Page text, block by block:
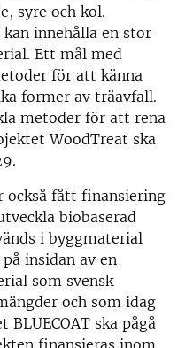
syre och kol.
innehålla en stor
Ett mål med
för att känna
former av träavfall.
metoder för att rena
WoodTreat ska
också fått finansiering
biobaserad
i byggmaterial
insidan av en
som svensk
och som idag
BLUECOAT ska pågå
finansieras inom